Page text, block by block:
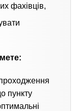
фахівців,
пункту